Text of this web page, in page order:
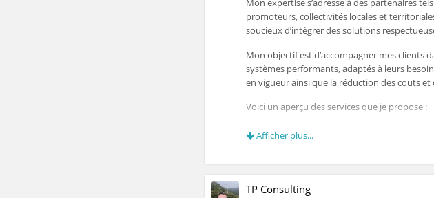
Mon expertise s’adresse à des partenaires
promoteurs, collectivités locales et
soucieux d’intégrer des solutions
Mon objectif est d’accompagner mes clients
systèmes performants, adaptés à leurs
en vigueur ainsi que la réduction des couts
Voici un aperçu des services que je propose :
·Récupération des eaux pluviales
création des dossiers de prise en charge,
aux projets, suivi des édifices et leurs
de réception)
Afficher plus...
TP Consulting